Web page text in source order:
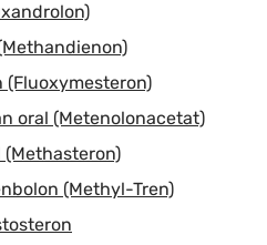
(Fluoxymesteron)
oral (Metenolonacetat)
(Methyl-Tren)